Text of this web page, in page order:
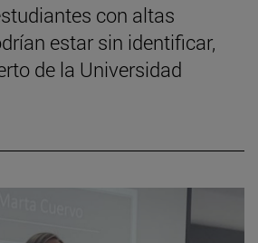
con altas
estar sin identificar,
de la Universidad